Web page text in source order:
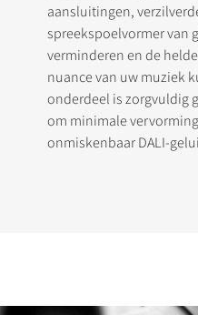
aansluitingen,
spreekspoelvormer van
verminderen en de
nuance van uw muziek
onderdeel is zorgvuldig
om minimale
onmiskenbaar DALI-